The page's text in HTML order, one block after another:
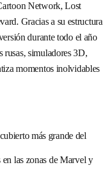
Network, Lost
Gracias a su estructura
durante todo el año
rusas, simuladores 3D,
momentos inolvidables
más grande del
en las zonas de Marvel y